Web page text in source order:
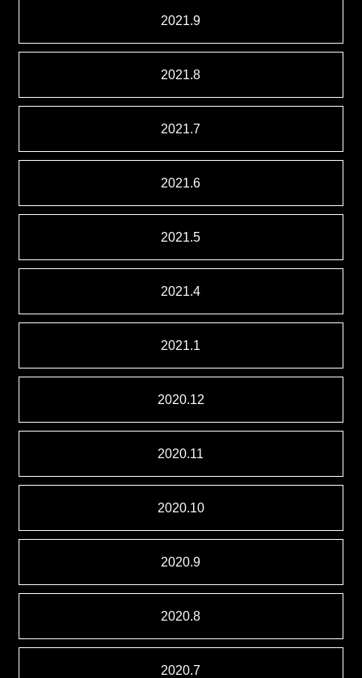
2021.9
2021.8
2021.7
2021.6
2021.5
2021.4
2021.1
2020.12
2020.11
2020.10
2020.9
2020.8
2020.7